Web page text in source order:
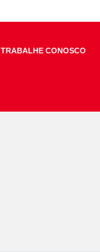
TRABALHE CONOSCO